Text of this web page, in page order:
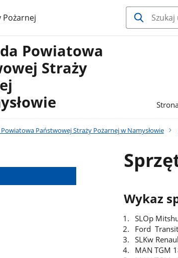
Pożarnej
Powiatowa
Straży
Państwowej Straży Pożarnej w Namysłowie
Wykaz
SLOp
Ford
SLKw
MAN TGM